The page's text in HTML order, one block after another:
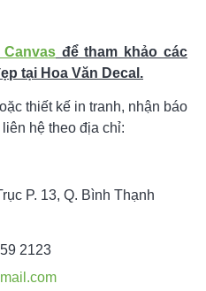
để tham khảo các
tại Hoa Văn Decal.
thiết kế in tranh, nhận báo
hệ theo địa chỉ:
P. 13, Q. Bình Thạnh
2123